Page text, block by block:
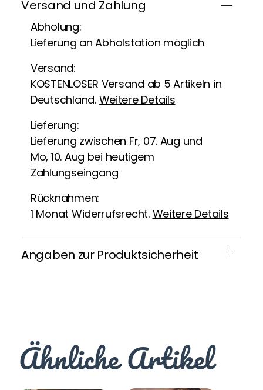
Versand und Zahlung
Abholung:
Lieferung an Abholstation möglich
Versand:
KOSTENLOSER Versand ab 5 Artikeln in
Deutschland. Weitere Details
Lieferung:
Lieferung zwischen Fr, 07. Aug und
Mo, 10. Aug bei heutigem
Zahlungseingang
Rücknahmen:
1 Monat Widerrufsrecht. Weitere Details
Angaben zur Produktsicherheit
Ähnliche Artikel